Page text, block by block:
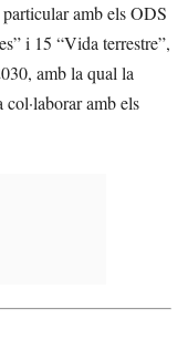
particular amb els ODS
i 15 “Vida terrestre”,
amb la qual la
amb els